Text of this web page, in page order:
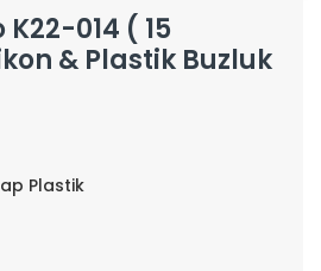
014 ( 15
& Plastik Buzluk
Plastik